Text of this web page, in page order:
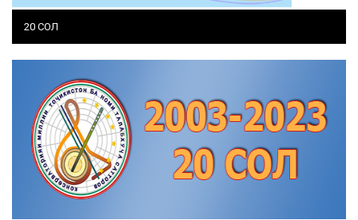
20 СОЛ